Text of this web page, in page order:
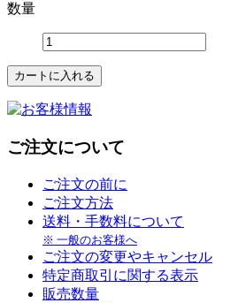
数量
ご注文について
ご注文の前に
ご注文方法
送料・手数料について
※ 一般のお客様へ
ご注文の変更やキャンセル
特定商取引に関する表示
販売数量